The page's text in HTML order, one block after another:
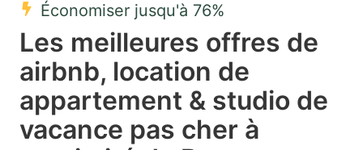
select
date.
Press
question
select
a
date.
Press
question
Économiser jusqu'à 76%
Les meilleures offres de
airbnb, location de
appartement & studio de
vacance pas cher à